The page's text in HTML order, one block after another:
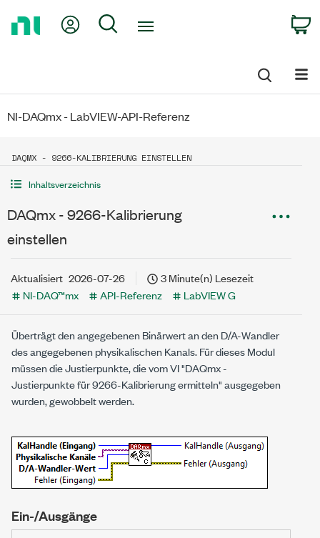
My Account
Search
NI-DAQmx - LabVIEW-API-Referenz
DAQMX - 9266-KALIBRIERUNG EINSTELLEN
Inhaltsverzeichnis
DAQmx - 9266-Kalibrierung
einstellen
Aktualisiert 2026-07-26
3 Minute(n) Lesezeit
NI-DAQ™mx
API-Referenz LabVIEW G
Überträgt den angegebenen Binärwert an den D/A-Wandler
des angegebenen physikalischen Kanals. Für dieses Modul
müssen die Justierpunkte, die vom VI "DAQmx -
Justierpunkte für 9266-Kalibrierung ermitteln" ausgegeben
wurden, gewobbelt werden.
Ein-/Ausgänge